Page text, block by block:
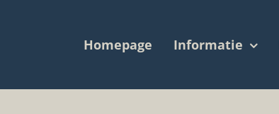
Homepage Informatie